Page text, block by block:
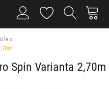
Spin Varianta 2,70m